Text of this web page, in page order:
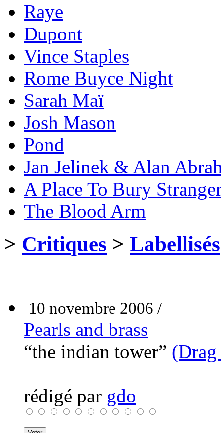
Raye
Dupont
Vince Staples
Rome Buyce Night
Sarah Maï
Josh Mason
Pond
Jan Jelinek & Alan
A Place To Bury
The Blood Arm
> Critiques > Labellisés
10 novembre 2006 /
Pearls and brass
“the indian tower”
rédigé par gdo